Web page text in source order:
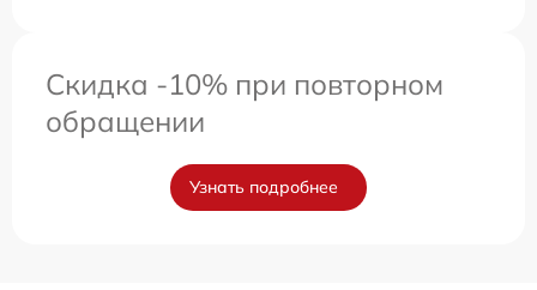
Скидка -10% при повторном
обращении
Узнать подробнее